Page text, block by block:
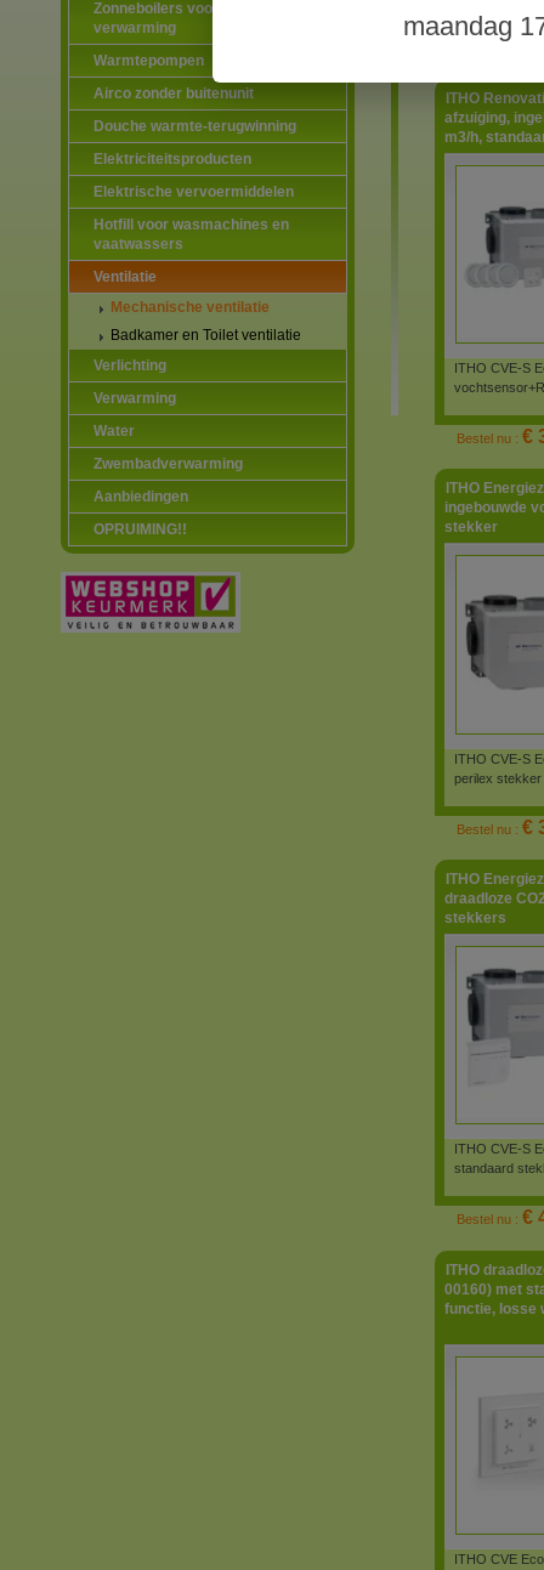
Zonneboilers voor warmtapwater en
verwarming
Warmtepompen
Airco zonder buitenunit
Douche warmte-terugwinning
Elektriciteitsproducten
Elektrische vervoermiddelen
Hotfill voor wasmachines en
vaatwassers
Ventilatie
Mechanische ventilatie
Badkamer en Toilet ventilatie
Verlichting
Verwarming
Water
Zwembadverwarming
Aanbiedingen
OPRUIMING!!
maandag
ITHO
afzuiging,
m3/h,
ITHO CVE-S
Bestel nu : €
ITHO
ingebouwde
stekker
ITHO CVE-S
perilex stekker
Bestel nu : €
ITHO
draadloze
stekkers
ITHO CVE-S
standaard
Bestel nu : €
ITHO
00160) met
functie, losse
ITHO CVE